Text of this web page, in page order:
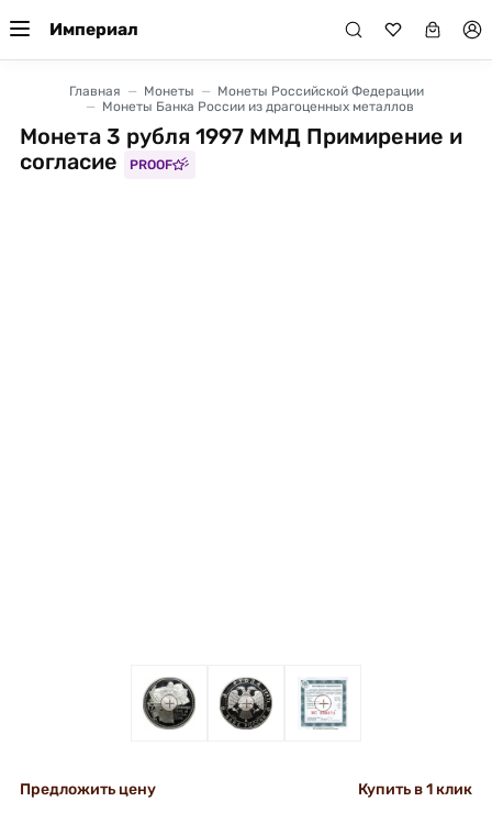
Империал
Главная Монеты
Монеты Российской Федерации
Монеты Банка России из драгоценных металлов
Монета 3 рубля 1997 ММД Примирение и
согласие
PROOF
+ + +
Предложить цену Купить в 1 клик